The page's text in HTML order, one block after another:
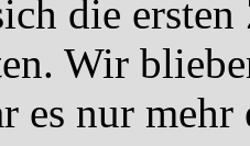
die ersten
Wir
es nur